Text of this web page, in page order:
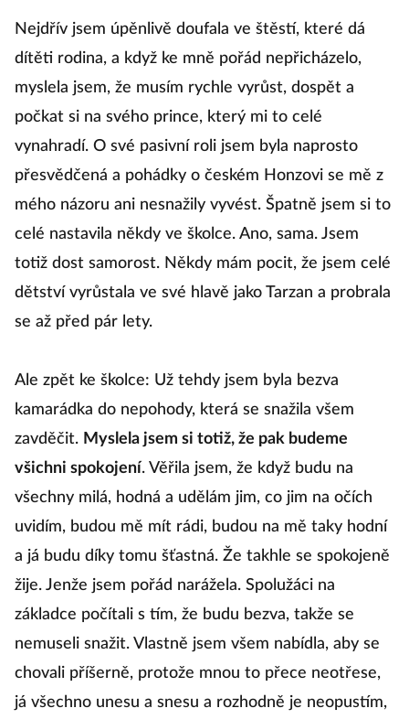
Nejdřív jsem úpěnlivě doufala ve štěstí, které dá
dítěti rodina, a když ke mně pořád nepřicházelo,
myslela jsem, že musím rychle vyrůst, dospět a
počkat si na svého prince, který mi to celé
vynahradí. O své pasivní roli jsem byla naprosto
přesvědčená a pohádky o českém Honzovi se mě z
mého názoru ani nesnažily vyvést. Špatně jsem si to
celé nastavila někdy ve školce. Ano, sama. Jsem
totiž dost samorost. Někdy mám pocit, že jsem celé
dětství vyrůstala ve své hlavě jako Tarzan a probrala
se až před pár lety.
Ale zpět ke školce: Už tehdy jsem byla bezva
kamarádka do nepohody, která se snažila všem
zavděčit. Myslela jsem si totiž, že pak budeme
všichni spokojení. Věřila jsem, že když budu na
všechny milá, hodná a udělám jim, co jim na očích
uvidím, budou mě mít rádi, budou na mě taky hodní
a já budu díky tomu šťastná. Že takhle se spokojeně
žije. Jenže jsem pořád narážela. Spolužáci na
základce počítali s tím, že budu bezva, takže se
nemuseli snažit. Vlastně jsem všem nabídla, aby se
chovali příšerně, protože mnou to přece neotřese,
já všechno unesu a snesu a rozhodně je neopustím,